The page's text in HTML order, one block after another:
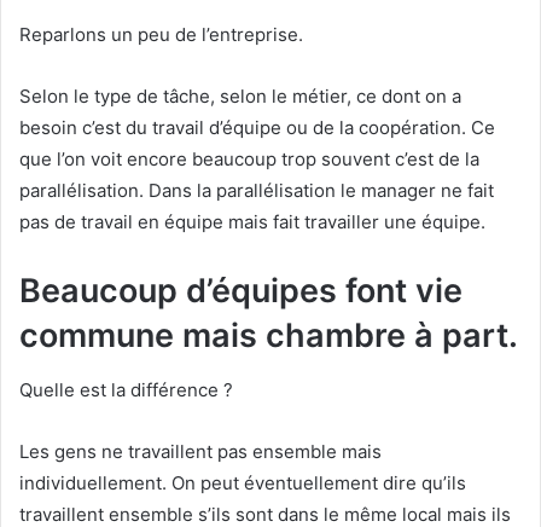
Reparlons un peu de l’entreprise.
Selon le type de tâche, selon le métier, ce dont on a
besoin c’est du travail d’équipe ou de la coopération. Ce
que l’on voit encore beaucoup trop souvent c’est de la
parallélisation. Dans la parallélisation le manager ne fait
pas de travail en équipe mais fait travailler une équipe.
Beaucoup d’équipes font vie
commune mais chambre à part.
Quelle est la différence ?
Les gens ne travaillent pas ensemble mais
individuellement. On peut éventuellement dire qu’ils
travaillent ensemble s’ils sont dans le même local mais ils